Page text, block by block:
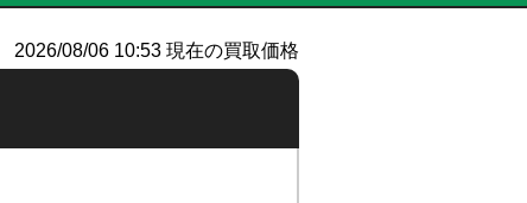
2026/08/06 10:53 現在の買取価格